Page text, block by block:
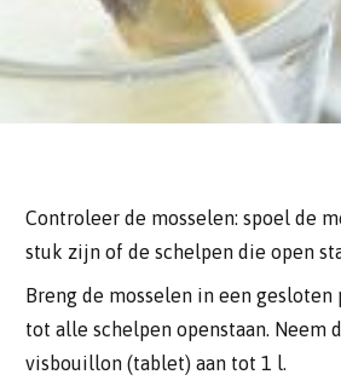
Controleer de mosselen: spoel de
stuk zijn of de schelpen die open
Breng de mosselen in een
tot alle schelpen openstaan. Neem
visbouillon (tablet) aan tot 1 l.